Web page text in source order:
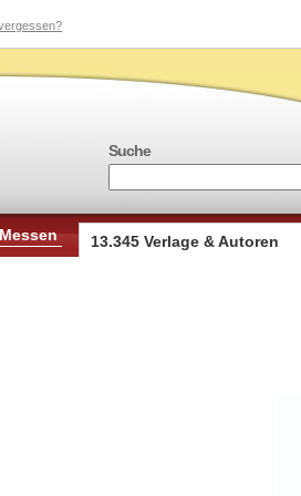
Suche
13.345 Verlage & Autoren